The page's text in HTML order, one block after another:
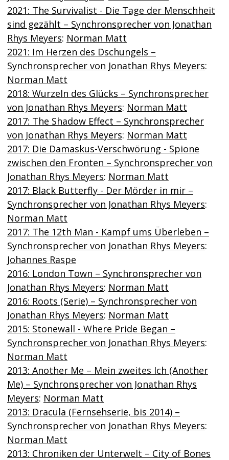
2021: The Survivalist - Die Tage der Menschheit
sind gezählt – Synchronsprecher von Jonathan
Rhys Meyers: Norman Matt
2021: Im Herzen des Dschungels –
Synchronsprecher von Jonathan Rhys Meyers:
Norman Matt
2018: Wurzeln des Glücks – Synchronsprecher
von Jonathan Rhys Meyers: Norman Matt
2017: The Shadow Effect – Synchronsprecher
von Jonathan Rhys Meyers: Norman Matt
2017: Die Damaskus-Verschwörung - Spione
zwischen den Fronten – Synchronsprecher von
Jonathan Rhys Meyers: Norman Matt
2017: Black Butterfly - Der Mörder in mir –
Synchronsprecher von Jonathan Rhys Meyers:
Norman Matt
2017: The 12th Man - Kampf ums Überleben –
Synchronsprecher von Jonathan Rhys Meyers:
Johannes Raspe
2016: London Town – Synchronsprecher von
Jonathan Rhys Meyers: Norman Matt
2016: Roots (Serie) – Synchronsprecher von
Jonathan Rhys Meyers: Norman Matt
2015: Stonewall - Where Pride Began –
Synchronsprecher von Jonathan Rhys Meyers:
Norman Matt
2013: Another Me – Mein zweites Ich (Another
Me) – Synchronsprecher von Jonathan Rhys
Meyers: Norman Matt
2013: Dracula (Fernsehserie, bis 2014) –
Synchronsprecher von Jonathan Rhys Meyers:
Norman Matt
2013: Chroniken der Unterwelt – City of Bones